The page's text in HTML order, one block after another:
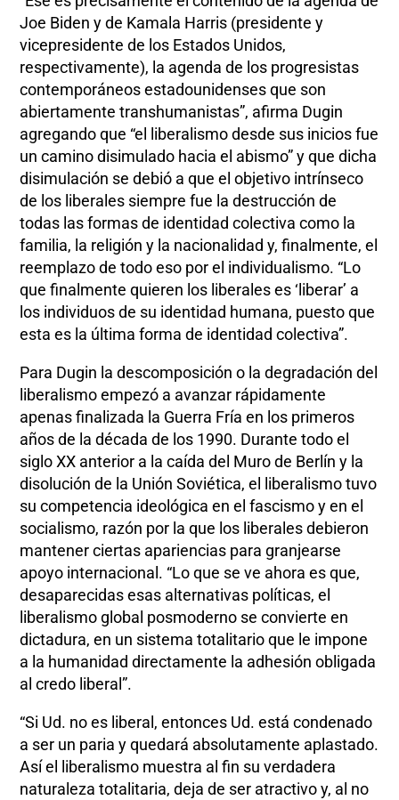
Joe Biden y de Kamala Harris (presidente y
vicepresidente de los Estados Unidos,
respectivamente), la agenda de los progresistas
contemporáneos estadounidenses que son
abiertamente transhumanistas”, afirma Dugin
agregando que “el liberalismo desde sus inicios fue
un camino disimulado hacia el abismo” y que dicha
disimulación se debió a que el objetivo intrínseco
de los liberales siempre fue la destrucción de
todas las formas de identidad colectiva como la
familia, la religión y la nacionalidad y, finalmente, el
reemplazo de todo eso por el individualismo. “Lo
que finalmente quieren los liberales es ‘liberar’ a
los individuos de su identidad humana, puesto que
esta es la última forma de identidad colectiva”.
Para Dugin la descomposición o la degradación del
liberalismo empezó a avanzar rápidamente
apenas finalizada la Guerra Fría en los primeros
años de la década de los 1990. Durante todo el
siglo XX anterior a la caída del Muro de Berlín y la
disolución de la Unión Soviética, el liberalismo tuvo
su competencia ideológica en el fascismo y en el
socialismo, razón por la que los liberales debieron
mantener ciertas apariencias para granjearse
apoyo internacional. “Lo que se ve ahora es que,
desaparecidas esas alternativas políticas, el
liberalismo global posmoderno se convierte en
dictadura, en un sistema totalitario que le impone
a la humanidad directamente la adhesión obligada
al credo liberal”.
“Si Ud. no es liberal, entonces Ud. está condenado
a ser un paria y quedará absolutamente aplastado.
Así el liberalismo muestra al fin su verdadera
naturaleza totalitaria, deja de ser atractivo y, al no